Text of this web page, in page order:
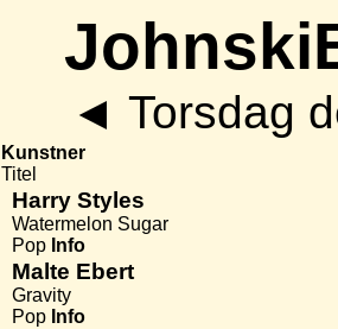
◄ Torsdag
Kunstner
Titel
Harry Styles
Watermelon Sugar
Pop Info
Malte Ebert
Gravity
Pop Info